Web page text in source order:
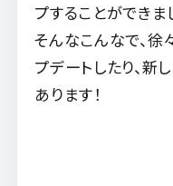
プすることができま
そんなこんなで、徐
プデートしたり、新
あります！